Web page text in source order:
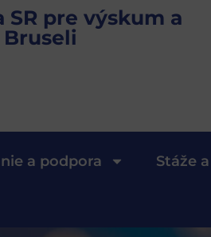
pre výskum a
a podpora Stáže